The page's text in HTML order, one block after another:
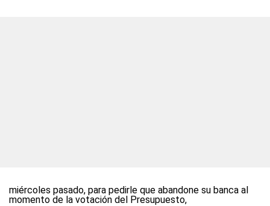
miércoles pasado, para pedirle que abandone su banca al
momento de la votación del Presupuesto,